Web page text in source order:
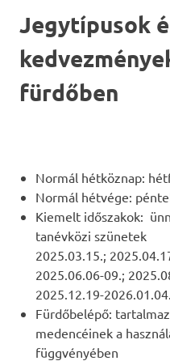
Jegytípusok
fürdőben
Normál hétköznap:
Normál hétvége:
Kiemelt időszakok:
tanévközi szünetek
2025.03.15.;
2025.06.06-09.;
2025.12.19-2026.01.04.
Fürdőbelépő:
medencéinek a
függvényében